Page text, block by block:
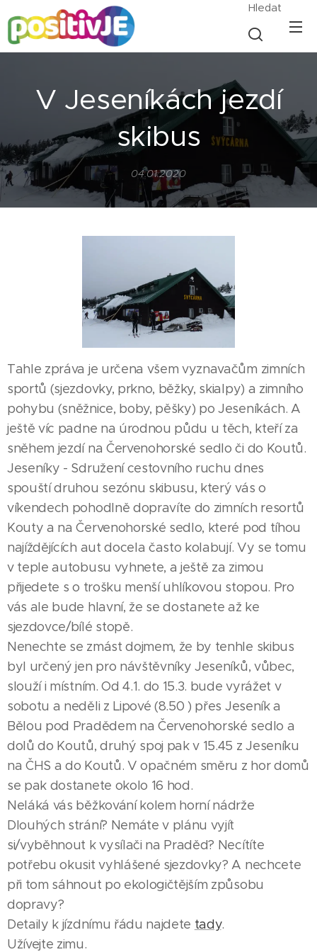
Hledat
V Jeseníkách jezdí
skibus
04.01.2020
Tahle zpráva je určena všem vyznavačům zimních
sportů (sjezdovky, prkno, běžky, skialpy) a zimního
pohybu (sněžnice, boby, pěšky) po Jeseníkách. A
ještě víc padne na úrodnou půdu u těch, kteří za
sněhem jezdí na Červenohorské sedlo či do Koutů.
Jeseníky - Sdružení cestovního ruchu dnes
spouští druhou sezónu skibusu, který vás o
víkendech pohodlně dopravíte do zimních resortů
Kouty a na Červenohorské sedlo, které pod tíhou
najíždějících aut docela často kolabují. Vy se tomu
v teple autobusu vyhnete, a ještě za zimou
přijedete s o trošku menší uhlíkovou stopou. Pro
vás ale bude hlavní, že se dostanete až ke
sjezdovce/bílé stopě.
Nenechte se zmást dojmem, že by tenhle skibus
byl určený jen pro návštěvníky Jeseníků, vůbec,
slouží i místním. Od 4.1. do 15.3. bude vyrážet v
sobotu a neděli z Lipové (8.50 ) přes Jeseník a
Bělou pod Pradědem na Červenohorské sedlo a
dolů do Koutů, druhý spoj pak v 15.45 z Jeseníku
na ČHS a do Koutů. V opačném směru z hor domů
se pak dostanete okolo 16 hod.
Neláká vás běžkování kolem horní nádrže
Dlouhých strání? Nemáte v plánu vyjít
si/vyběhnout k vysílači na Praděd? Necítíte
potřebu okusit vyhlášené sjezdovky? A nechcete
při tom sáhnout po ekologičtějším způsobu
dopravy?
Detaily k jízdnímu řádu najdete tady.
Užívejte zimu.